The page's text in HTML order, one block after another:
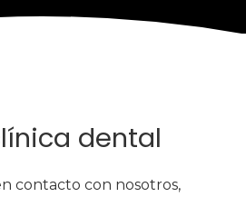
dental
contacto con nosotros,